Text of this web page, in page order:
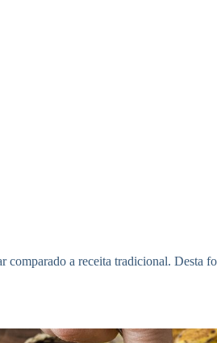
a receita tradicional.